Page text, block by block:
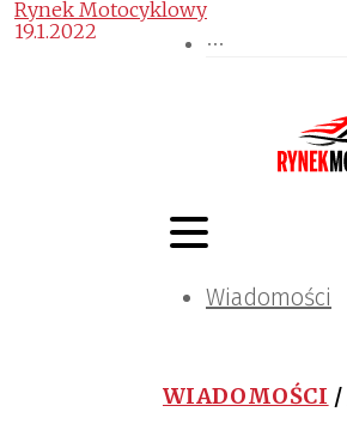
Wiadomości
WIADOMOŚCI /
Rynek Motocyklowy
19.1.2022